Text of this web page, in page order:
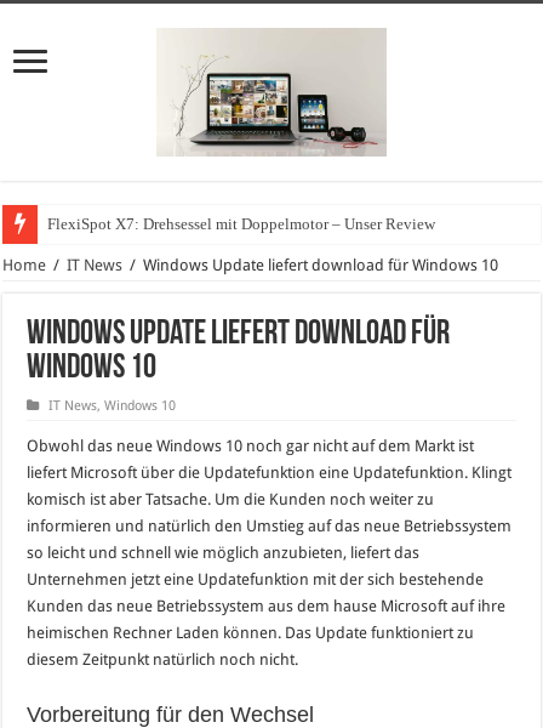
FlexiSpot X7: Drehsessel mit Doppelmotor – Unser Review
Home / IT News / Windows Update liefert download für Windows 10
Windows Update liefert download für
Windows 10
IT News,Windows 10
Obwohl das neue Windows 10 noch gar nicht auf dem Markt ist
liefert Microsoft über die Updatefunktion eine Updatefunktion. Klingt
komisch ist aber Tatsache. Um die Kunden noch weiter zu
informieren und natürlich den Umstieg auf das neue Betriebssystem
so leicht und schnell wie möglich anzubieten, liefert das
Unternehmen jetzt eine Updatefunktion mit der sich bestehende
Kunden das neue Betriebssystem aus dem hause Microsoft auf ihre
heimischen Rechner Laden können. Das Update funktioniert zu
diesem Zeitpunkt natürlich noch nicht.
Vorbereitung für den Wechsel